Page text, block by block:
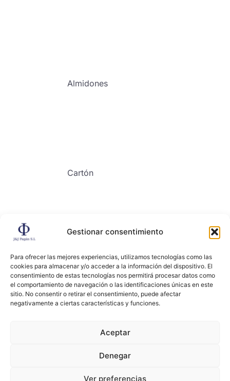
Gestionar consentimiento
Para ofrecer las mejores experiencias, utilizamos tecnologías como las
cookies para almacenar y/o acceder a la información del dispositivo. El
consentimiento de estas tecnologías nos permitirá procesar datos como
el comportamiento de navegación o las identificaciones únicas en este
sitio. No consentir o retirar el consentimiento, puede afectar
negativamente a ciertas características y funciones.
Aceptar
Denegar
Ver preferencias
Almidones
Cartón
Copyright ©2024, All right reserved. JYJ PAGAN
Términos y condiciones Políticas de privacidad